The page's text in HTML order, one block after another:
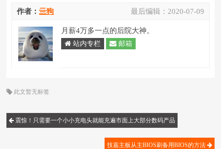
最后编辑： 2020-07-09
作者：亖狗
月薪4万多一点的后院大神。
站内专栏 邮箱
此文暂无标签
震惊！只需要一个小小充电头就能充遍市面上大部分数码产品
技嘉主板从主BIOS刷备用BIOS的方法